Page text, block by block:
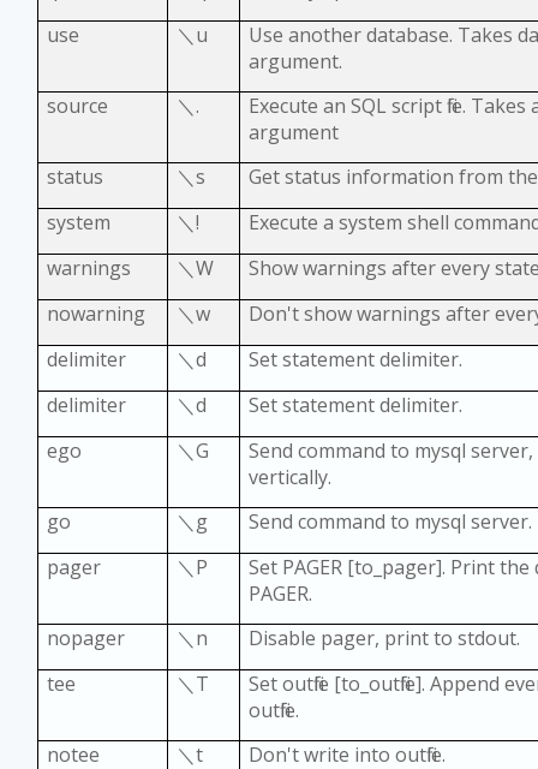
use
＼ u
Use another database. Takes
argument.
source
＼.
Execute an SQL script file. Takes
argument
status
＼s
Get status information from
system
＼!
Execute a system shell
warnings
＼W
Show warnings after every
nowarning
＼w
Don't show warnings after
delimiter
＼d
Set statement delimiter.
delimiter
＼d
Set statement delimiter.
ego
＼G
Send command to mysql
vertically.
go
＼ g
Send command to mysql server.
pager
＼ P
Set PAGER [to_pager]. Print
PAGER.
nopager
＼ n
Disable pager, print to
tee
＼ T
Set outfile [to_outfile]. Append
outfile.
notee
＼t
Don't write into outfile.